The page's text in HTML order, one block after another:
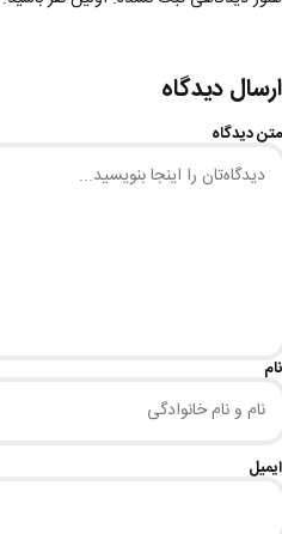
ارسال دیدگاه
متن دیدگاه
نام
ایمیل